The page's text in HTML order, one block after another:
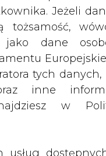
NA RYNKU
tożsamość,
jako dane
tych danych,
inne
w
odnawialnych